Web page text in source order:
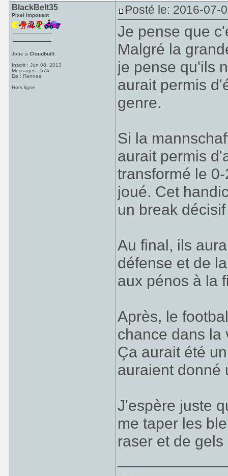
BlackBelt35
Pixel imposant
Joue àCloudbuilt
Inscrit : Jun 08, 2013
Messages : 574
De : Rennes
Hors ligne
Posté le: 2016-07-
Je pense que
Malgré la
je pense qu'ils
aurait permis
genre.
Si la
aurait permis
transformé le
joué. Cet
un break
Au final, ils
défense et de
aux pénos à la
Après, le
chance dans la
Ça aurait été
auraient donné
J'espère juste
me taper les
raser et de